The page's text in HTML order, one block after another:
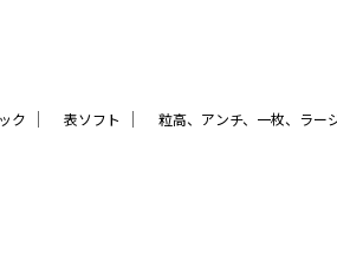
ク ｜ 表ソフト ｜ 粒高、アンチ、一枚、ラー